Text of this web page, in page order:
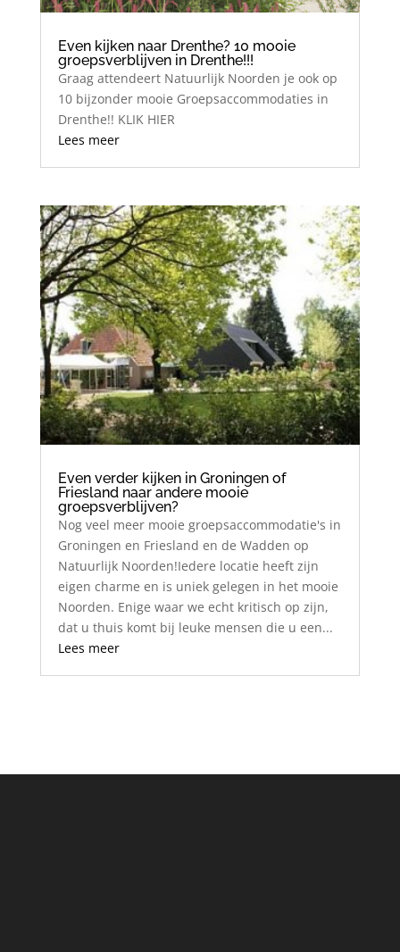
Even kijken naar Drenthe? 10 mooie
groepsverblijven in Drenthe!!!
Graag attendeert Natuurlijk Noorden je ook op
10 bijzonder mooie Groepsaccommodaties in
Drenthe!! KLIK HIER
Lees meer
Even verder kijken in Groningen of
Friesland naar andere mooie
groepsverblijven?
Nog veel meer mooie groepsaccommodatie's in
Groningen en Friesland en de Wadden op
Natuurlijk Noorden!Iedere locatie heeft zijn
eigen charme en is uniek gelegen in het mooie
Noorden. Enige waar we echt kritisch op zijn,
dat u thuis komt bij leuke mensen die u een...
Lees meer